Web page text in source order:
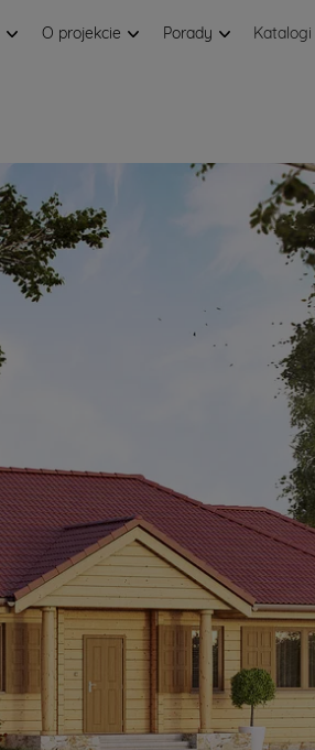
O projekcie Porady Katalogi